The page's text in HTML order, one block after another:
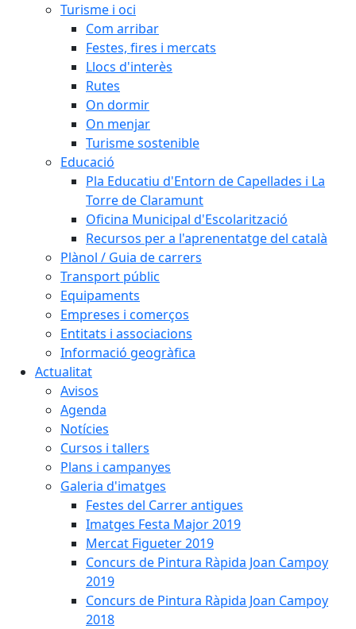
Turisme i oci
Com arribar
Festes, fires i mercats
Llocs d'interès
Rutes
On dormir
On menjar
Turisme sostenible
Educació
Pla Educatiu d'Entorn de Capellades i La
Torre de Claramunt
Oficina Municipal d'Escolarització
Recursos per a l'aprenentatge del català
Plànol / Guia de carrers
Transport públic
Equipaments
Empreses i comerços
Entitats i associacions
Informació geogràfica
Actualitat
Avisos
Agenda
Notícies
Cursos i tallers
Plans i campanyes
Galeria d'imatges
Festes del Carrer antigues
Imatges Festa Major 2019
Mercat Figueter 2019
Concurs de Pintura Ràpida Joan Campoy
2019
Concurs de Pintura Ràpida Joan Campoy
2018